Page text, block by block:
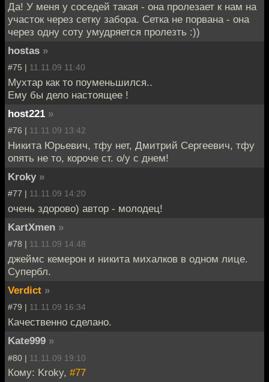
Да! У меня у соседей такая - она пролезает к нам на
участок через сетку забора. Сетка не порвана - она
через одну соту умудряется пролезть :))
hostas »
#75 | 11.11.09 11:40
Мухтар как то поуменьшился..
Ему бы дело настоящее !
host221 »
#76 | 11.11.09 13:42
Никита Юрьевич, тфу нет, Дмитрий Сергеевич, тфу
опять не то, короче ст. о/у с днем!
Kroky »
#77 | 11.11.09 14:20
очень здорово) автор - молодец!
KartXmen »
#78 | 11.11.09 14:48
джеймс кемерон и никита михалков в одном лице.
Супербл.
Verdict »
#79 | 11.11.09 16:34
Качественно сделано.
Kate999 »
#80 | 11.11.09 19:10
Кому: Kroky, #77